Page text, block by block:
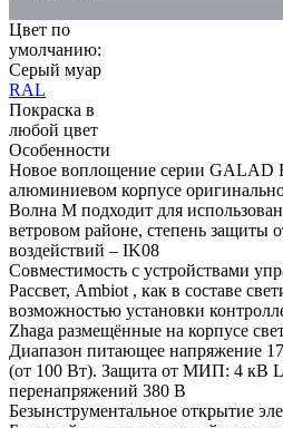
Цвет по
умолчанию:
Серый муар
RAL
Покраска в
любой цвет
Особенности
Новое воплощение серии GALAD
алюминиевом корпусе
Волна M подходит для
ветровом районе, степень защиты
воздействий – IK08
Совместимость с устройствами
Рассвет, Ambiot , как в составе
возможностью установки
Zhaga размещённые на корпусе
Диапазон питающее напряжение
(от 100 Вт). Защита от МИП: 4 кВ
перенапряжений 380 В
Безынструментальное открытие